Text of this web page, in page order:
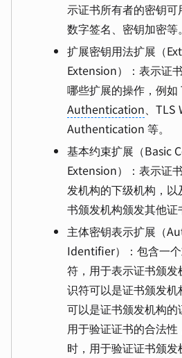
示证书所有者的密钥
数字签名、密钥加密等。
扩展密钥用法扩展（
Extension）：表示证
哪些扩展的操作，例
Authentication、TLS
Authentication 等。
基本约束扩展（Basic
Extension）：表示证
发机构的下级机构，
书颁发机构颁发其他证
主体密钥表示扩展（
Identifier）：包含一
符，用于表示证书颁
识符可以是证书颁发
可以是证书颁发机构
用于验证证书的合法
时，用于验证证书颁